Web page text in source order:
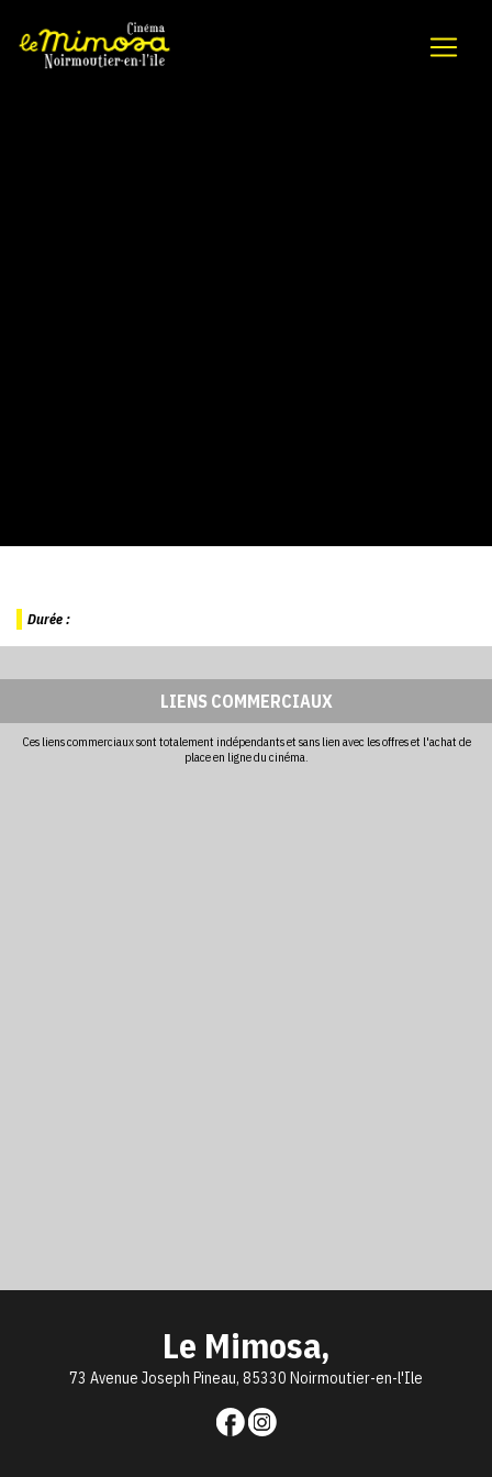
Durée :
LIENS COMMERCIAUX
Ces liens commerciaux sont totalement indépendants et sans lien avec les offres et l'achat de
place en ligne du cinéma.
Le Mimosa,
73 Avenue Joseph Pineau, 85330 Noirmoutier-en-l'Ile